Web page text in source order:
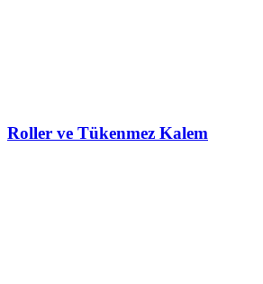
Roller ve Tükenmez Kalem